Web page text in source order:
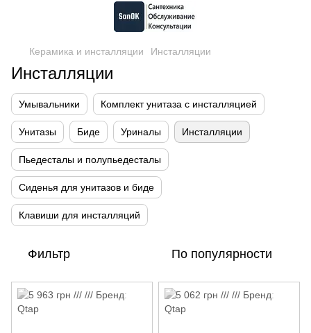
Керамика и инсталляции Инсталляции
Инсталляции
Умывальники Комплект унитаза с инсталляцией
Унитазы Биде Уриналы Инсталляции
Пьедесталы и полупьедесталы
Сиденья для унитазов и биде
Клавиши для инсталляций
Фильтр По популярности